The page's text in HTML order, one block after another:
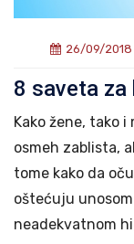
26/09/2018
8 saveta
Kako žene, tako
osmeh zablista,
tome kako da
oštećuju
neadekvatnom